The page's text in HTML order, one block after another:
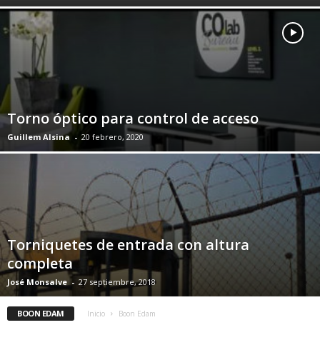
Torno óptico para control de acceso
Guillem Alsina - 20 febrero, 2020
Torniquetes de entrada con altura
completa
José Monsalve - 27 septiembre, 2018
BOON EDAM Inicio Boon Edam